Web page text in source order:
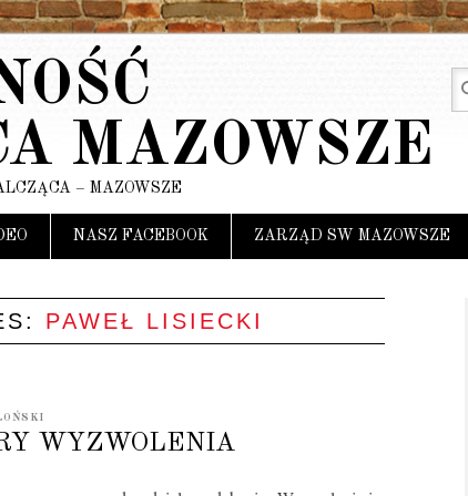
MAZOWSZE
– MAZOWSZE
NASZ FACEBOOK ZARZĄD SW MAZOWSZE
PAWEŁ LISIECKI
WYZWOLENIA